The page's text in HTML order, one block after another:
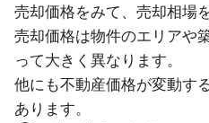
売却価格をみて、売却相場
売却価格は物件のエリアや
って大きく異なります。
他にも不動産価格が変動す
あります。